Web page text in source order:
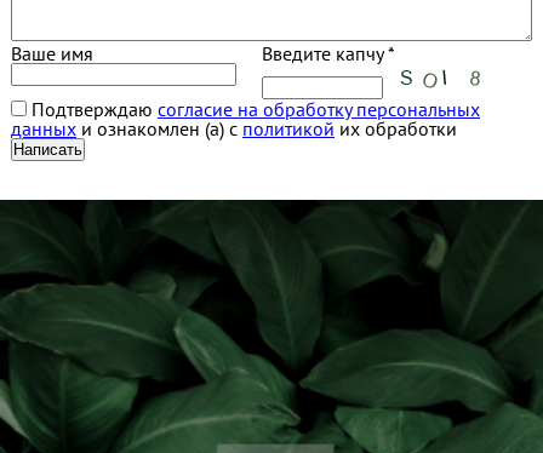
Ваше имя Введите капчу *
Подтверждаю согласие на обработку персональных
данныхи ознакомлен (а) с политикой их обработки